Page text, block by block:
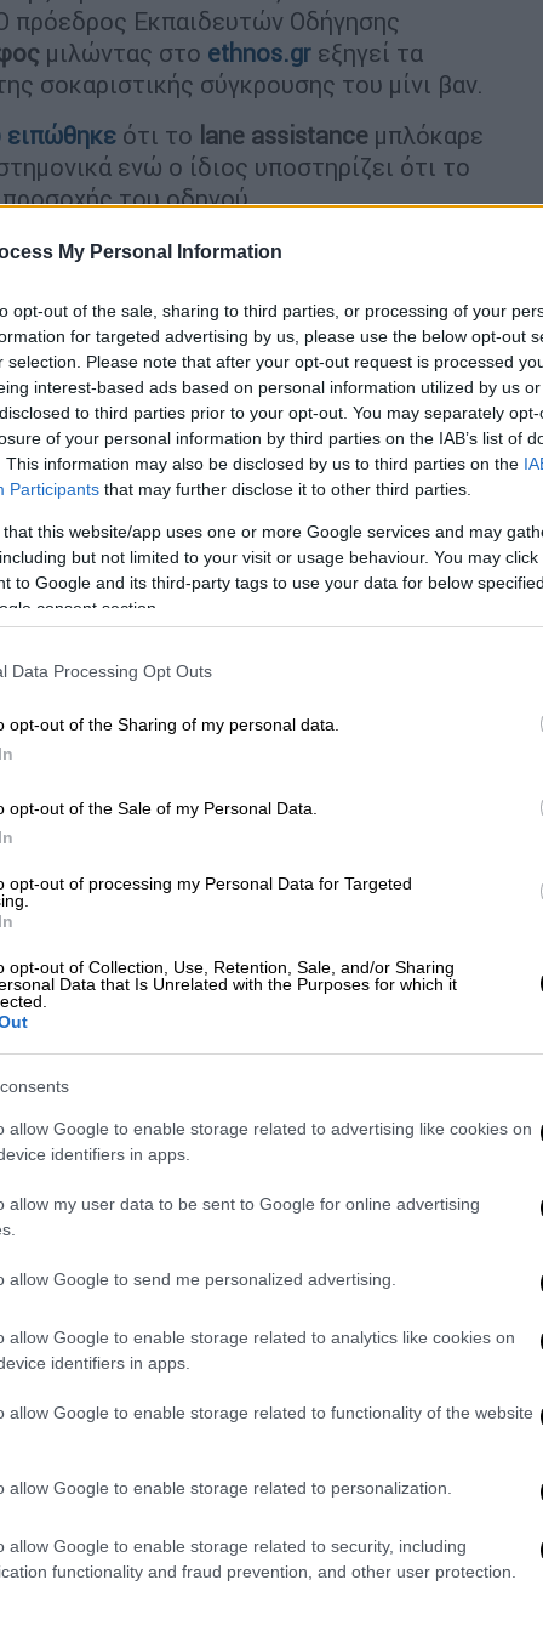
My Personal Information
opt-out of the sale, sharing to third parties, or processing of your
for targeted advertising by us, please use the below opt-out
selection. Please note that after your opt-out request is processed
interest-based ads based on personal information utilized by us
to third parties prior to your opt-out. You may separately
of your personal information by third parties on the IAB’s list of
This information may also be disclosed by us to third parties on the
Participants that may further disclose it to other third parties.
that this website/app uses one or more Google services and may
but not limited to your visit or usage behaviour. You may
to Google and its third-party tags to use your data for below
consent section.
Data Processing Opt Outs
opt-out of the Sharing of my personal data.
opt-out of the Sale of my Personal Data.
opt-out of processing my Personal Data for Targeted
opt-out of Collection, Use, Retention, Sale, and/or Sharing
Data that Is Unrelated with the Purposes for which it
allow Google to enable storage related to advertising like cookies on
identifiers in apps.
allow my user data to be sent to Google for online advertising
allow Google to send me personalized advertising.
allow Google to enable storage related to analytics like cookies on
identifiers in apps.
allow Google to enable storage related to functionality of the website
allow Google to enable storage related to personalization.
allow Google to enable storage related to security, including
functionality and fraud prevention, and other user protection.
πρόεδρος Εκπαιδευτών Οδήγησης
μιλώντας στο ethnos.gr εξηγεί τα
σοκαριστικής σύγκρουσης του μίνι βαν.
ειπώθηκε ότι το lane assistance μπλόκαρε
ενώ ο ίδιος υποστηρίζει ότι το
προσοχής του οδηγού.
τραγωδίας στη Ρουμανία, η
για το τιμόνι
ότι μπλόκαρε τοlane assistance. Το lane
ελέγχει αν το όχημα υπερβαίνει τη
και επαναφέρει τον οδηγό στη λωρίδα
περίπτωση να μπλοκάρει» εξηγεί ο κ.
που εξετάζουμε είναι αν υπήρχε
Όταν σκάει το λάστιχο, επειδή η
μια βίαια μετατόπιση του
ανέμου, οι οποίες ενδέχεται να μετακινεί
και στην προσπάθεια του ο οδηγός
την άστοχη ενέργεια να στρίψει
είναι να διασπάστηκε η προσοχή του
του δεξιά αλλά είχε κρατήσει το
διαπίστωσε ή του φώναξε κάποιος ότι
Γιατί το αδιανόητο είναι ότι ενώ
κανονικά δεξιά, κάποια στιγμή
η πλαγιομετωπική με